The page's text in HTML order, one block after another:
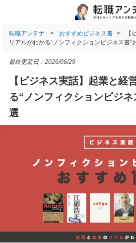
転職アンテナ おすすめビジネス書
【
リアルがわかる“ノンフィクションビジネス書”
最終更新日： 2026/06/29
【ビジネス実話】起業と経
る“ノンフィクションビジ
選